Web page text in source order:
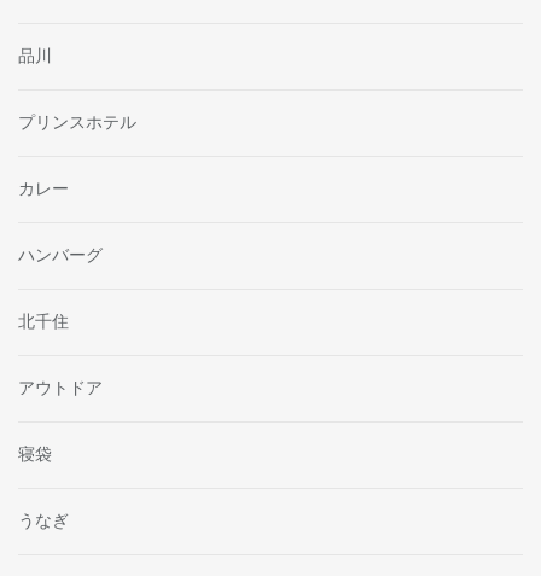
品川
プリンスホテル
カレー
ハンバーグ
北千住
アウトドア
寝袋
うなぎ